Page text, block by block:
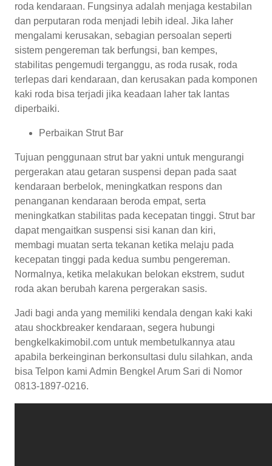
roda kendaraan. Fungsinya adalah menjaga kestabilan
dan perputaran roda menjadi lebih ideal. Jika laher
mengalami kerusakan, sebagian persoalan seperti
sistem pengereman tak berfungsi, ban kempes,
stabilitas pengemudi terganggu, as roda rusak, roda
terlepas dari kendaraan, dan kerusakan pada komponen
kaki roda bisa terjadi jika keadaan laher tak lantas
diperbaiki.
Perbaikan Strut Bar
Tujuan penggunaan strut bar yakni untuk mengurangi
pergerakan atau getaran suspensi depan pada saat
kendaraan berbelok, meningkatkan respons dan
penanganan kendaraan beroda empat, serta
meningkatkan stabilitas pada kecepatan tinggi. Strut bar
dapat mengaitkan suspensi sisi kanan dan kiri,
membagi muatan serta tekanan ketika melaju pada
kecepatan tinggi pada kedua sumbu pengereman.
Normalnya, ketika melakukan belokan ekstrem, sudut
roda akan berubah karena pergerakan sasis.
Jadi bagi anda yang memiliki kendala dengan kaki kaki
atau shockbreaker kendaraan, segera hubungi
bengkelkakimobil.com untuk membetulkannya atau
apabila berkeinginan berkonsultasi dulu silahkan, anda
bisa Telpon kami Admin Bengkel Arum Sari di Nomor
0813-1897-0216.